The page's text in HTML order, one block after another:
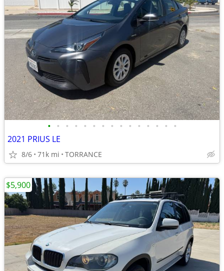
• • • • • • • • • • • • • • •
2021 PRIUS LE
8/6 71k mi TORRANCE
$5,900